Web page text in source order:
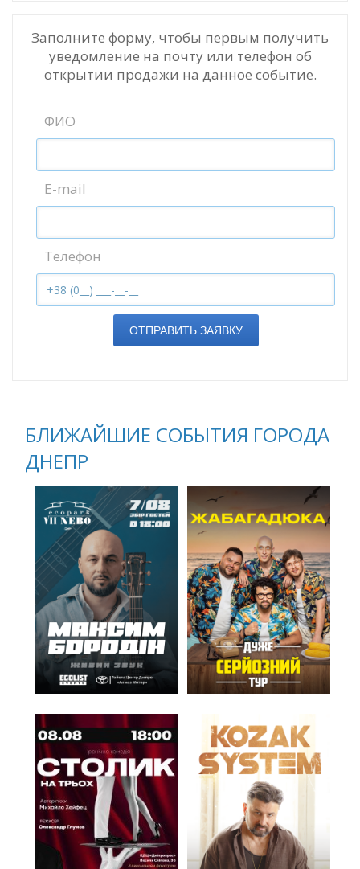
Заполните форму, чтобы первым получить
уведомление на почту или телефон об
открытии продажи на данное событие.
ФИО
E-mail
Телефон
ОТПРАВИТЬ ЗАЯВКУ
БЛИЖАЙШИЕ СОБЫТИЯ ГОРОДА
ДНЕПР